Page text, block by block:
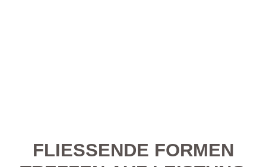
FLIESSENDE FORMEN T